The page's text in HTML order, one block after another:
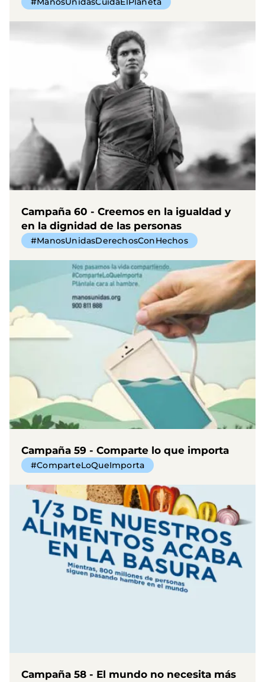
Campaña 60 - Creemos en la igualdad y
en la dignidad de las personas
#ManosUnidasDerechosConHechos
Campaña 59 - Comparte lo que importa
#ComparteLoQueImporta
Campaña 58 - El mundo no necesita más